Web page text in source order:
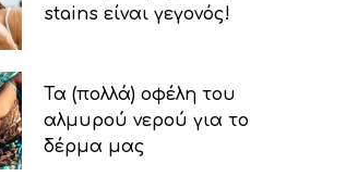
stains είναι γεγονός!
Τα (πολλά) οφέλη του
αλμυρού νερού για το
δέρμα μας